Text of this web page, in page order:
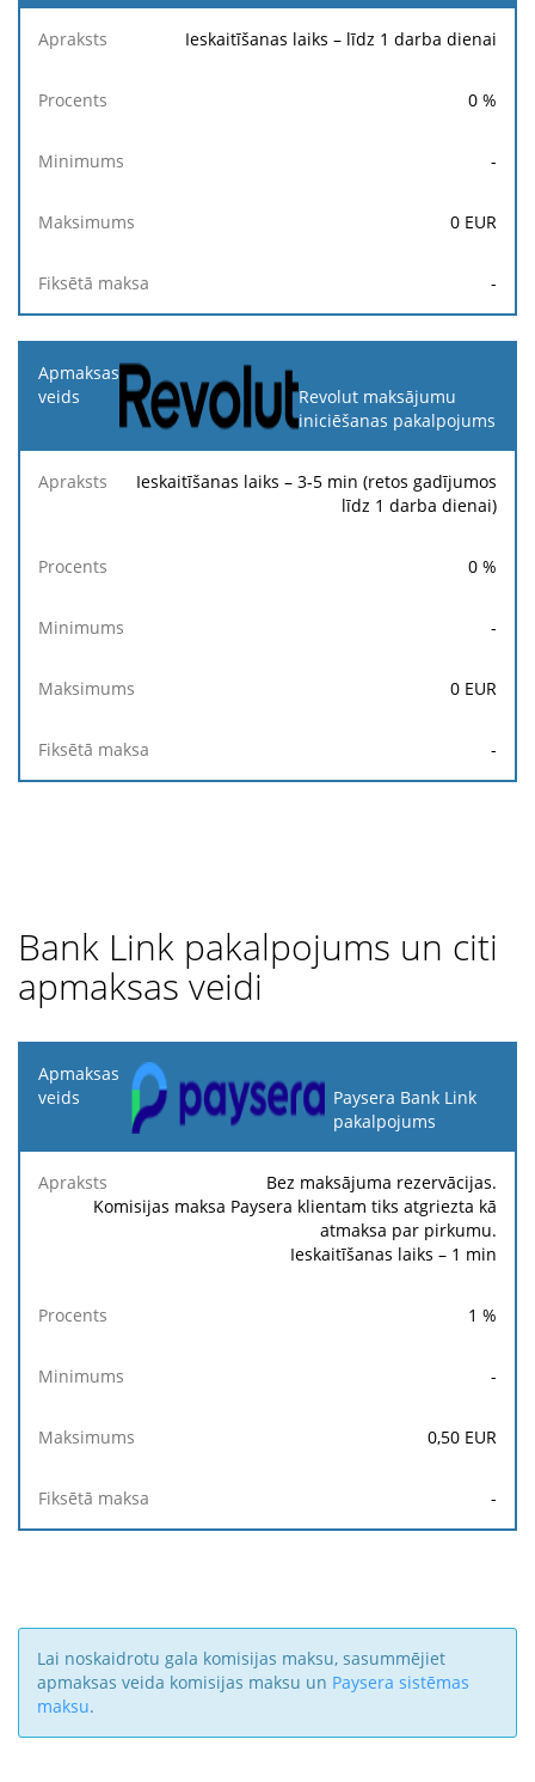
Ieskaitīšanas laiks – līdz 1 darba dienai
0 %
-
0 EUR
-
Revolut maksājumu
iniciēšanas pakalpojums
Ieskaitīšanas laiks – 3-5 min (retos gadījumos
līdz 1 darba dienai)
0 %
-
0 EUR
-
Bank Link pakalpojums un citi
apmaksas veidi
Apmaksas
veids
Paysera Bank Link
pakalpojums
Bez maksājuma rezervācijas.
Komisijas maksa Paysera klientam tiks atgriezta kā
atmaksa par pirkumu.
Ieskaitīšanas laiks – 1 min
1 %
-
0,50 EUR
-
Lai noskaidrotu gala komisijas maksu, sasummējiet
apmaksas veida komisijas maksu un Paysera sistēmas
maksu.